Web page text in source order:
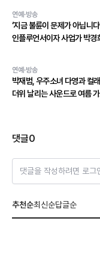
연예·방송
‘지금 불륜이 문제가 아닙니
인플루언서이자 사업가 박경
연예·방송
박재범, 우주소녀 다영과
더위 날리는 사운드로 여름
댓글0
댓글을 작성하려면 로그
추천순최신순답글순